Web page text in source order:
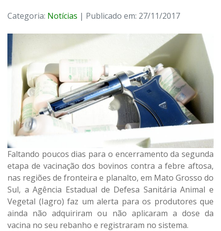
Categoria: Notícias | Publicado em: 27/11/2017
Faltando poucos dias para o encerramento da segunda
etapa de vacinação dos bovinos contra a febre aftosa,
nas regiões de fronteira e planalto, em Mato Grosso do
Sul, a Agência Estadual de Defesa Sanitária Animal e
Vegetal (Iagro) faz um alerta para os produtores que
ainda não adquiriram ou não aplicaram a dose da
vacina no seu rebanho e registraram no sistema.